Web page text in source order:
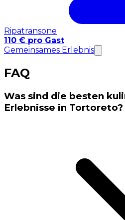
Ripatransone
110 € pro Gast
Gemeinsames Erlebnis
FAQ
Was sind die besten
Erlebnisse in Tortoreto?